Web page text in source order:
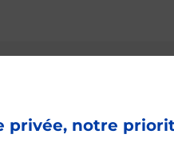
privée, notre
Poste
à 08h00